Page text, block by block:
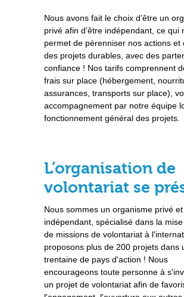
Nous avons fait le choix d’être un
privé afin d’être indépendant, ce qui
permet de pérenniser nos actions et
des projets durables, avec des
confiance ! Nos tarifs comprennent
frais sur place (hébergement,
assurances, transports sur place),
accompagnement par notre équipe
fonctionnement général des projets.
L’organisation de
volontariat se
Nous sommes un organisme privé et
indépendant, spécialisé dans la
de missions de volontariat à
proposons plus de 200 projets dans
trentaine de pays d'action ! Nous
encourageons toute personne à
un projet de volontariat afin de